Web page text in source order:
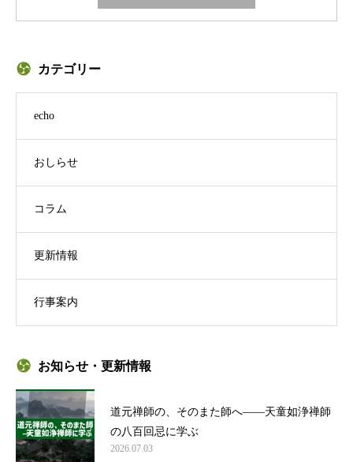
カテゴリー
echo
おしらせ
コラム
更新情報
行事案内
お知らせ・更新情報
道元禅師の、そのまた師へ——天童如浄禅師
の八百回忌に学ぶ
2026.07.03